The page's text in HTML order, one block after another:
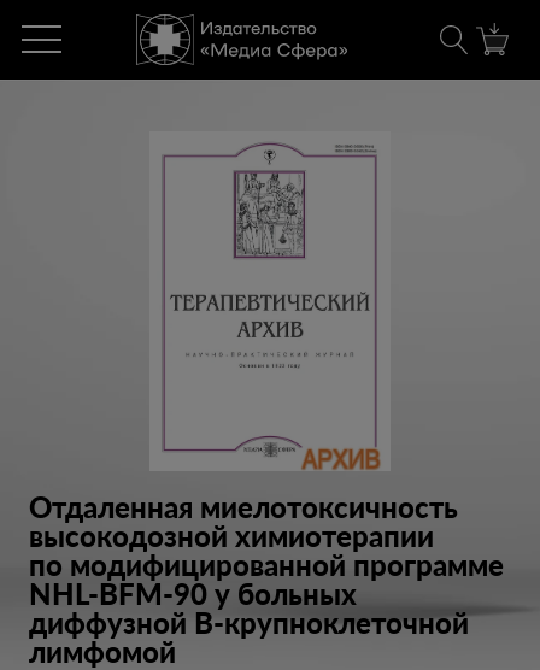
Отдаленная миелотоксичность
высокодозной химиотерапии
по модифицированной программе
NHL-BFM-90 у больных
диффузной В-крупноклеточной
лимфомой